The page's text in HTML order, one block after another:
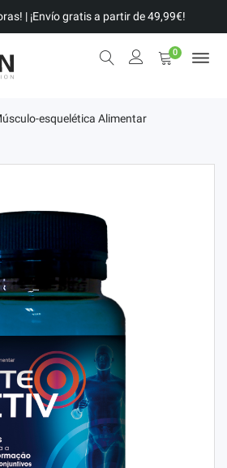
| ¡Envío gratis a partir de 49,99€!
0
esquelética Alimentar